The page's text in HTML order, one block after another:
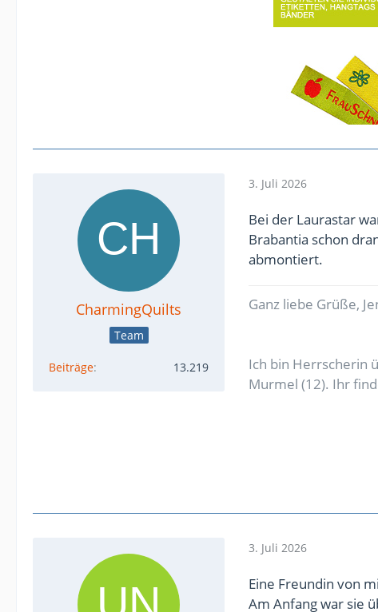
CharmingQuilts
Team
Beiträge 13.219
3. Juli 2026
Bei der Laurastar
Brabantia schon
abmontiert.
Ganz liebe Grüße,
Ich bin Herrscherin
Murmel (12). Ihr
3. Juli 2026
Eine Freundin von
Am Anfang war sie